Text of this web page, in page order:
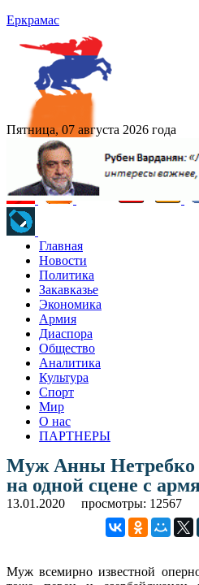
Еркрамас
Пятница, 07 августа 2026 года
Главная
Новости
Политика
Закавказье
Экономика
Армия
Диаспора
Общество
Аналитика
Культура
Спорт
Мир
О нас
ПАРТНЕРЫ
Муж Анны Нетребко
на одной сцене с
13.01.2020 просмотры: 12567
Муж всемирно известной